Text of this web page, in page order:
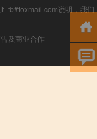
说明，我们
及商业合作